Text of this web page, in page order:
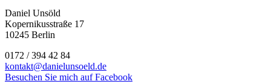
Daniel Unsöld
Kopernikusstraße 17
10245 Berlin
0172 / 394 42 84
kontakt@danielunsoeld.de
Besuchen Sie mich auf Facebook